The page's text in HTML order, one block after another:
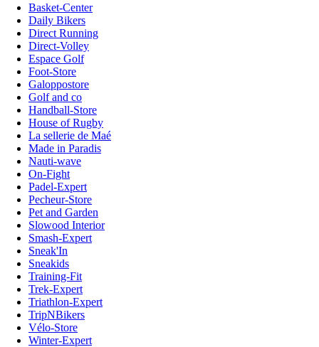
Basket-Center
Daily Bikers
Direct Running
Direct-Volley
Espace Golf
Foot-Store
Galoppostore
Golf and co
Handball-Store
House of Rugby
La sellerie de Maé
Made in Paradis
Nauti-wave
On-Fight
Padel-Expert
Pecheur-Store
Pet and Garden
Slowood Interior
Smash-Expert
Sneak'In
Sneakids
Training-Fit
Trek-Expert
Triathlon-Expert
TripNBikers
Vélo-Store
Winter-Expert